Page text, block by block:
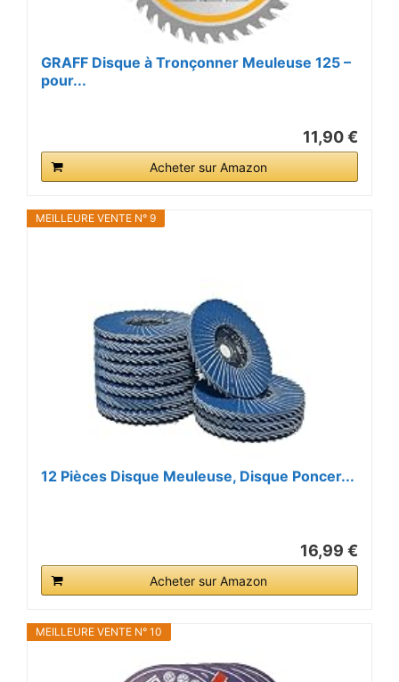
GRAFF Disque à Tronçonner Meuleuse 125 –
pour...
11,90 €
Acheter sur Amazon
MEILLEURE VENTE N° 9
12 Pièces Disque Meuleuse, Disque Poncer...
16,99 €
Acheter sur Amazon
MEILLEURE VENTE N° 10